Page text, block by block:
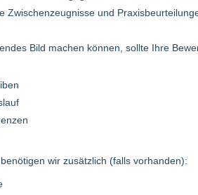
Zwischenzeugnisse und
Bild machen können, sollte Ihre
wir zusätzlich (falls vorhanden):